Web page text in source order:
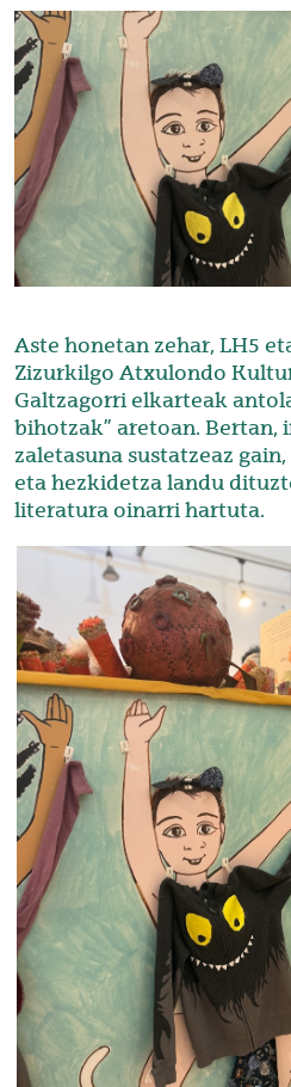
Irudia
Aste honetan zehar, LH5
Zizurkilgo Atxulondo
Galtzagorri elkarteak
bihotzak” aretoan. Bertan,
zaletasuna sustatzeaz
eta hezkidetza landu
literatura oinarri hartuta.